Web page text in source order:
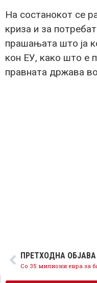
На состанокот се
криза и за
прашањата што ја
кон ЕУ, како што е
правната држава
ПРЕТХОДНА ОБЈАВА